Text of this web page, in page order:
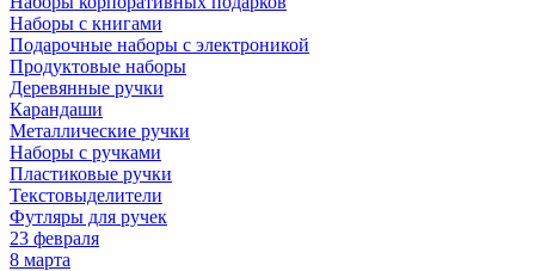
Наборы с книгами
Подарочные наборы с электроникой
Продуктовые наборы
Деревянные ручки
Карандаши
Металлические ручки
Наборы с ручками
Пластиковые ручки
Текстовыделители
Футляры для ручек
23 февраля
8 марта